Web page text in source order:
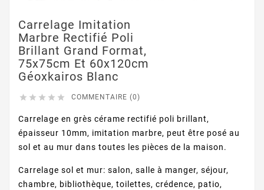
Carrelage Imitation
Marbre Rectifié Poli
Brillant Grand Format,
75x75cm Et 60x120cm
Géoxkairos Blanc
     COMMENTAIRE (0)
Carrelage en grès cérame rectifié poli brillant,
épaisseur 10mm, imitation marbre, peut être posé au
sol et au mur dans toutes les pièces de la maison.
Carrelage sol et mur: salon, salle à manger, séjour,
chambre, bibliothèque, toilettes, crédence, patio,